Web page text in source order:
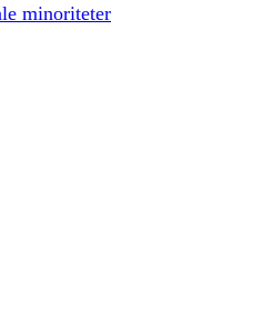
minoriteter